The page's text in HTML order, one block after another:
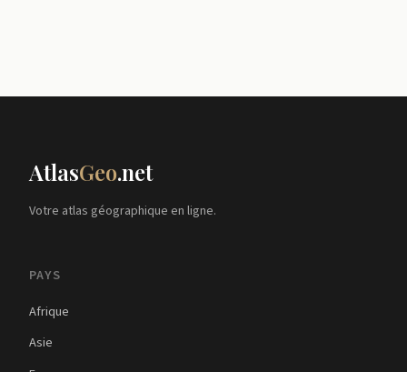
AtlasGeo.net
Votre atlas géographique en ligne.
PAYS
Afrique
Asie